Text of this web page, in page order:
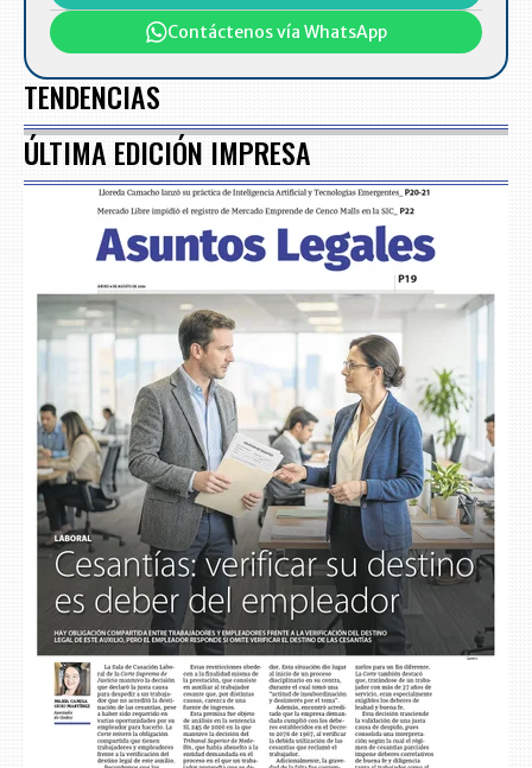
Contáctenos vía WhatsApp
TENDENCIAS
ÚLTIMA EDICIÓN IMPRESA